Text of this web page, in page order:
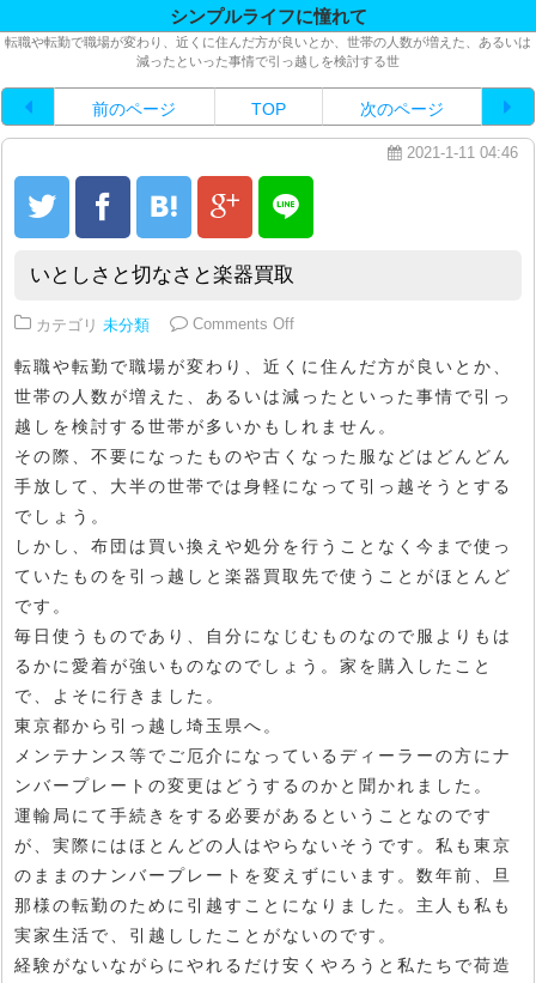
シンプルライフに憧れて
転職や転勤で職場が変わり、近くに住んだ方が良いとか、世帯の人数が増えた、あるいは
減ったといった事情で引っ越しを検討する世
前のページ TOP 次のページ
2021-1-11 04:46
いとしさと切なさと楽器買取
カテゴリ 未分類 Comments Offon いとしさと切なさと楽器買取
転職や転勤で職場が変わり、近くに住んだ方が良いとか、
世帯の人数が増えた、あるいは減ったといった事情で引っ
越しを検討する世帯が多いかもしれません。
その際、不要になったものや古くなった服などはどんどん
手放して、大半の世帯では身軽になって引っ越そうとする
でしょう。
しかし、布団は買い換えや処分を行うことなく今まで使っ
ていたものを引っ越しと楽器買取先で使うことがほとんど
です。
毎日使うものであり、自分になじむものなので服よりもは
るかに愛着が強いものなのでしょう。家を購入したこと
で、よそに行きました。
東京都から引っ越し埼玉県へ。
メンテナンス等でご厄介になっているディーラーの方にナ
ンバープレートの変更はどうするのかと聞かれました。
運輸局にて手続きをする必要があるということなのです
が、実際にはほとんどの人はやらないそうです。私も東京
のままのナンバープレートを変えずにいます。数年前、旦
那様の転勤のために引越すことになりました。主人も私も
実家生活で、引越ししたことがないのです。
経験がないながらにやれるだけ安くやろうと私たちで荷造